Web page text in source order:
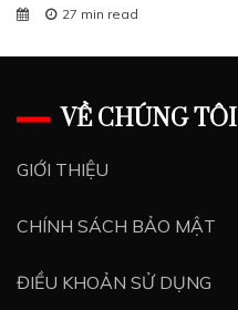
27 min read
VỀ CHÚNG TÔI
GIỚI THIỆU
CHÍNH SÁCH BẢO MẬT
ĐIỀU KHOẢN SỬ DỤNG